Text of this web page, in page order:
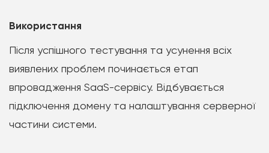
Використання
Після успішного тестування та усунення всіх
виявлених проблем починається етап
впровадження SaaS-сервісу. Відбувається
підключення домену та налаштування серверної
частини системи.